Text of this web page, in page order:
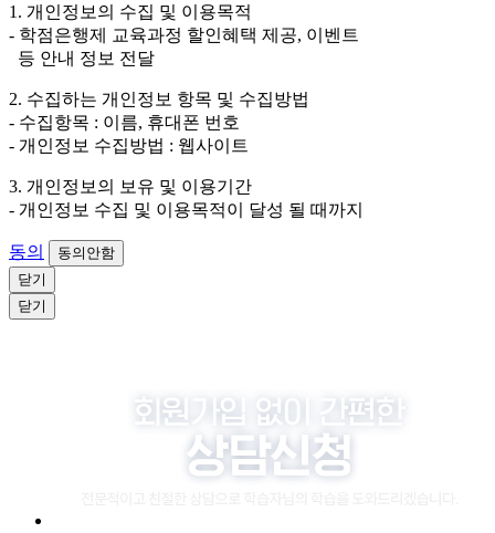
원이거나 상담 시로부터 3년 이내 탈퇴하는 자의 경우,
소비자 불만 또는 분쟁처리를 위해 3년간 보관합니다.
의 경우에는 상담 신청이 제한됩니다.
1. 개인정보의 수집 및 이용목적
- 학점은행제 교육과정 할인혜택 제공, 이벤트
등 안내 정보 전달
2. 수집하는 개인정보 항목 및 수집방법
- 수집항목 : 이름, 휴대폰 번호
- 개인정보 수집방법 : 웹사이트
3. 개인정보의 보유 및 이용기간
- 개인정보 수집 및 이용목적이 달성 될 때까지
동의
동의안함
닫기
닫기